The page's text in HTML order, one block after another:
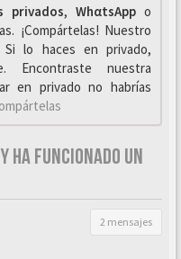
privados, WhαtsAppo
¡Compártelas! Nuestro
lo haces en privado,
Encontraste nuestra
en privado no habrías
HA FUNCIONADO UN
2 mensajes